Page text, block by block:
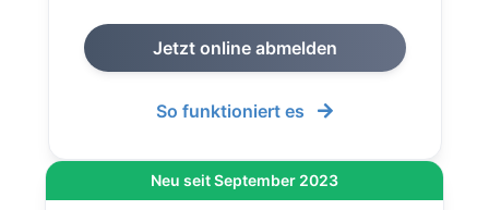
Jetzt online abmelden
So funktioniert es
Neu seit September 2023